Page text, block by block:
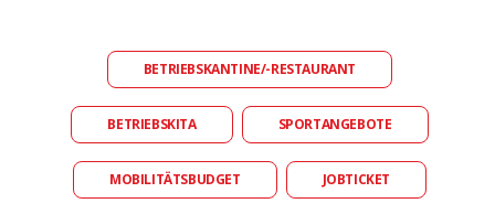
BETRIEBSKANTINE/-RESTAURANT
BETRIEBSKITA SPORTANGEBOTE
MOBILITÄTSBUDGET JOBTICKET